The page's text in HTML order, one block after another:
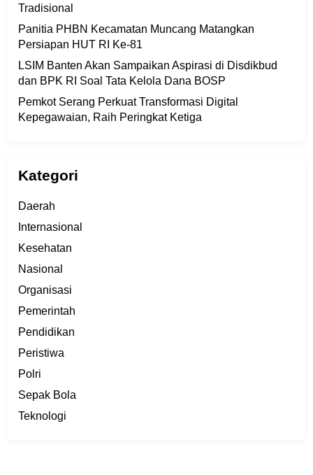
Tradisional
Panitia PHBN Kecamatan Muncang Matangkan
Persiapan HUT RI Ke-81
LSIM Banten Akan Sampaikan Aspirasi di Disdikbud
dan BPK RI Soal Tata Kelola Dana BOSP
Pemkot Serang Perkuat Transformasi Digital
Kepegawaian, Raih Peringkat Ketiga
Kategori
Daerah
Internasional
Kesehatan
Nasional
Organisasi
Pemerintah
Pendidikan
Peristiwa
Polri
Sepak Bola
Teknologi